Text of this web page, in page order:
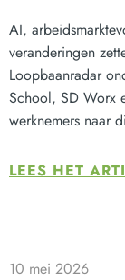
AI,
veranderingen
Loopbaanradar
School, SD Worx
werknemers naar
LEES HET
10 mei 2026